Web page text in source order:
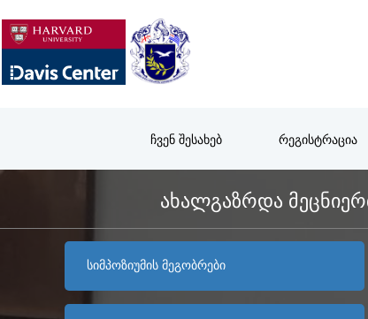
ᲩᲕᲔᲜ ᲨᲔᲡᲐᲮᲔᲑ ᲠᲔᲒᲘᲡᲢᲠᲐᲪᲘᲐ
ᲐᲮᲐᲚᲒᲐᲖᲠᲓᲐ
ᲡᲘᲛᲞᲝᲖᲘᲣᲛᲘᲡ ᲛᲔᲒᲝᲑᲠᲔᲑᲘ